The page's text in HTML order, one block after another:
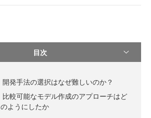
目次
開発手法の選択はなぜ難しいのか？
比較可能なモデル作成のアプローチはど
のようにしたか